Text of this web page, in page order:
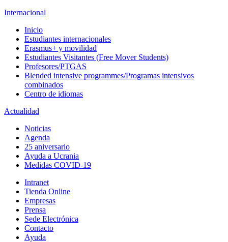
Internacional
Inicio
Estudiantes internacionales
Erasmus+ y movilidad
Estudiantes Visitantes (Free Mover Students)
Profesores/PTGAS
Blended intensive programmes/Programas intensivos
combinados
Centro de idiomas
Actualidad
Noticias
Agenda
25 aniversario
Ayuda a Ucrania
Medidas COVID-19
Intranet
Tienda Online
Empresas
Prensa
Sede Electrónica
Contacto
Ayuda